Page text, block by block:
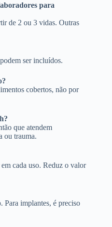
para
de 2 ou 3 vidas. Outras
ser incluídos.
cobertos, não por
que atendem
ou trauma.
cada uso. Reduz o valor
Para implantes, é preciso